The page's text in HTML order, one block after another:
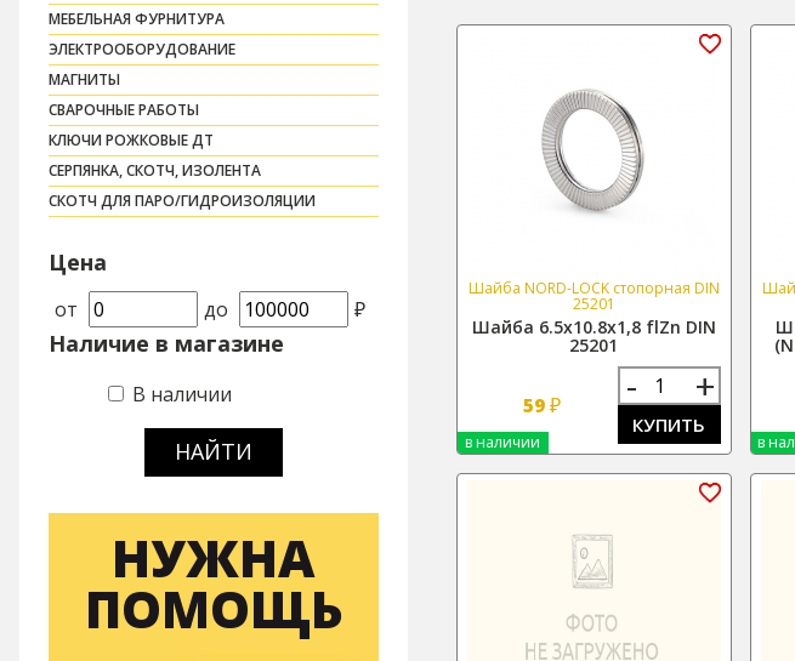
МЕБЕЛЬНАЯ ФУРНИТУРА
ЭЛЕКТРООБОРУДОВАНИЕ
МАГНИТЫ
СВАРОЧНЫЕ РАБОТЫ
КЛЮЧИ РОЖКОВЫЕ ДТ
СЕРПЯНКА, СКОТЧ, ИЗОЛЕНТА
СКОТЧ ДЛЯ ПАРО/ГИДРОИЗОЛЯЦИИ
Цена
от до ₽
Наличие в магазине
В наличии
НАЙТИ
НУЖНА
ПОМОЩЬ
Шайба NORD-LOCK стопорная DIN
25201
Шайба 6.5х10.8х1,8 flZn DIN
25201
59₽ - +
КУПИТЬ
в наличии в